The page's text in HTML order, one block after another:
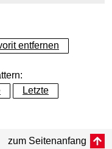
entfernen
Letzte
zum Seitenanfang